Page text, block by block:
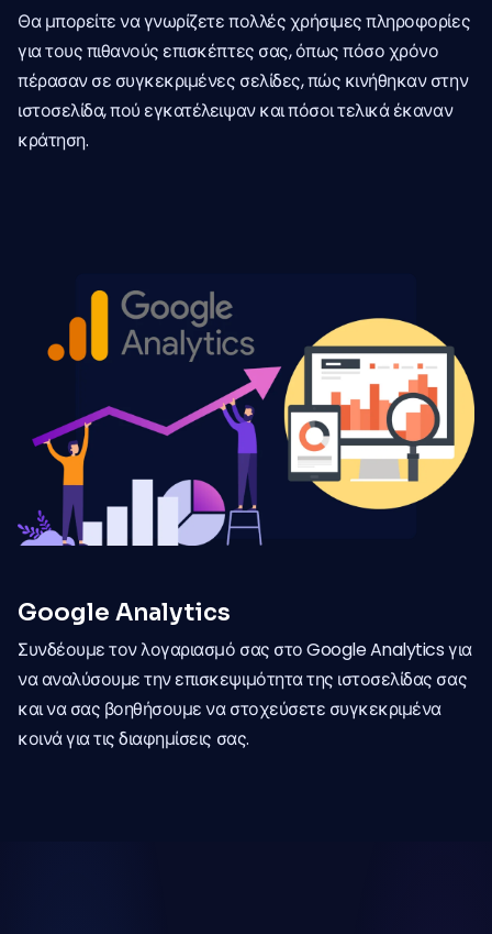
Θα μπορείτε να γνωρίζετε πολλές χρήσιμες πληροφορίες
για τους πιθανούς επισκέπτες σας, όπως πόσο χρόνο
πέρασαν σε συγκεκριμένες σελίδες, πώς κινήθηκαν στην
ιστοσελίδα, πού εγκατέλειψαν και πόσοι τελικά έκαναν
κράτηση.
Google Analytics
Συνδέουμε τον λογαριασμό σας στο Google Analytics για
να αναλύσουμε την επισκεψιμότητα της ιστοσελίδας σας
και να σας βοηθήσουμε να στοχεύσετε συγκεκριμένα
κοινά για τις διαφημίσεις σας.